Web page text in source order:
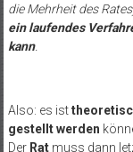
die Mehrheit des
ein laufendes
kann.
Also: es ist
gestellt werden
Der Ratmuss dann